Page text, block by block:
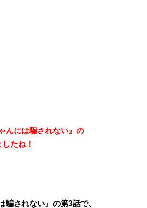
んには騙されない』の
たね！
騙されない』の第3話で、